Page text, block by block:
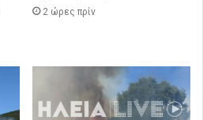
2 ώρες πρίν